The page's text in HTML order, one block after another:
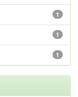
1
1
1